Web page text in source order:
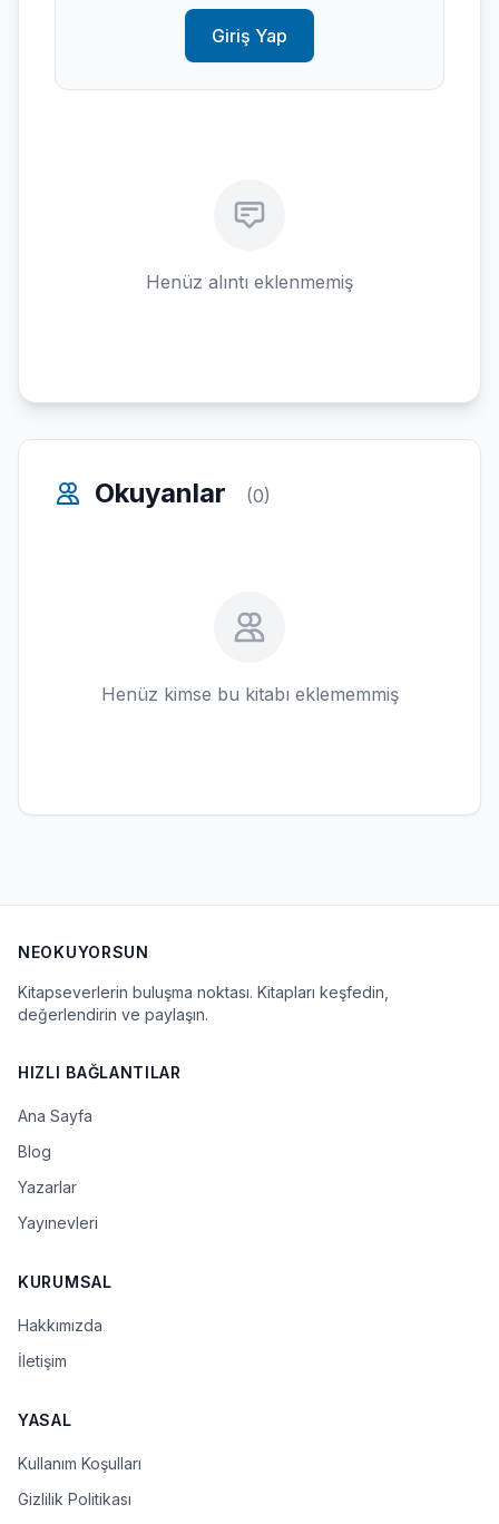
Giriş Yap
Henüz alıntı eklenmemiş
Okuyanlar (0)
Henüz kimse bu kitabı eklememmiş
NEOKUYORSUN
Kitapseverlerin buluşma noktası. Kitapları keşfedin,
değerlendirin ve paylaşın.
HIZLI BAĞLANTILAR
Ana Sayfa
Blog
Yazarlar
Yayınevleri
KURUMSAL
Hakkımızda
İletişim
YASAL
Kullanım Koşulları
Gizlilik Politikası